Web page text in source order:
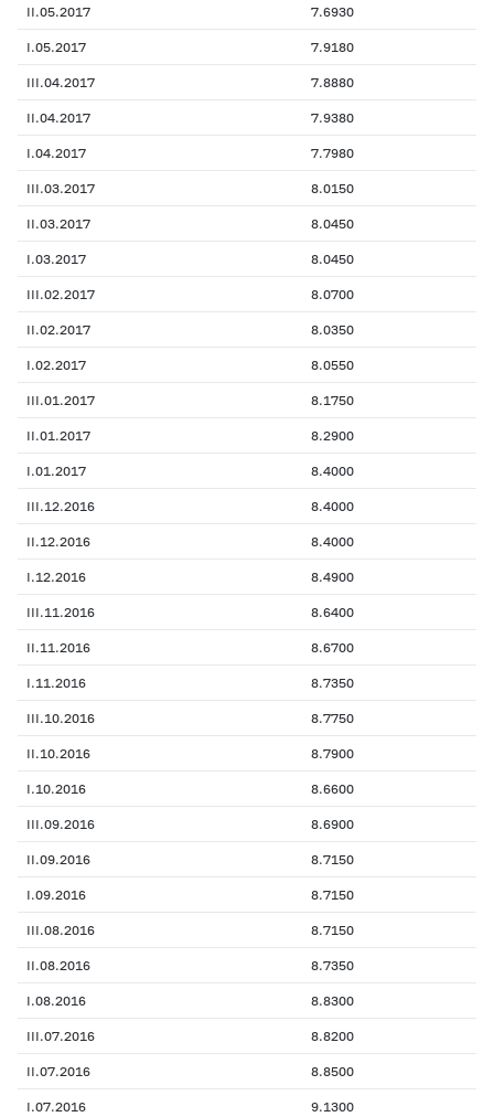
II.05.2017 7.6930
I.05.2017 7.9180
III.04.2017 7.8880
II.04.2017 7.9380
I.04.2017 7.7980
III.03.2017 8.0150
II.03.2017 8.0450
I.03.2017 8.0450
III.02.2017 8.0700
II.02.2017 8.0350
I.02.2017 8.0550
III.01.2017 8.1750
II.01.2017 8.2900
I.01.2017 8.4000
III.12.2016 8.4000
II.12.2016 8.4000
I.12.2016 8.4900
III.11.2016 8.6400
II.11.2016 8.6700
I.11.2016 8.7350
III.10.2016 8.7750
II.10.2016 8.7900
I.10.2016 8.6600
III.09.2016 8.6900
II.09.2016 8.7150
I.09.2016 8.7150
III.08.2016 8.7150
II.08.2016 8.7350
I.08.2016 8.8300
III.07.2016 8.8200
II.07.2016 8.8500
I.07.2016 9.1300